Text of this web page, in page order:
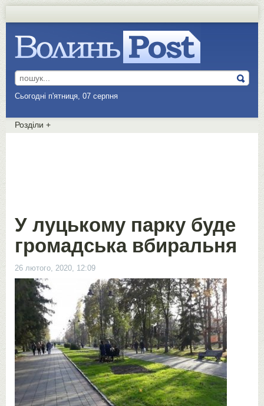
Сьогодні п'ятниця, 07 серпня
Розділи +
У луцькому парку буде
громадська вбиральня
26 лютого, 2020, 12:09